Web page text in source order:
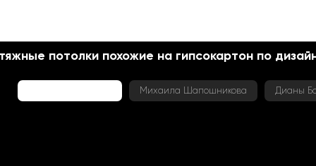
потолки похожие на гипсокартон по
Михаила Шапошникова Дианы